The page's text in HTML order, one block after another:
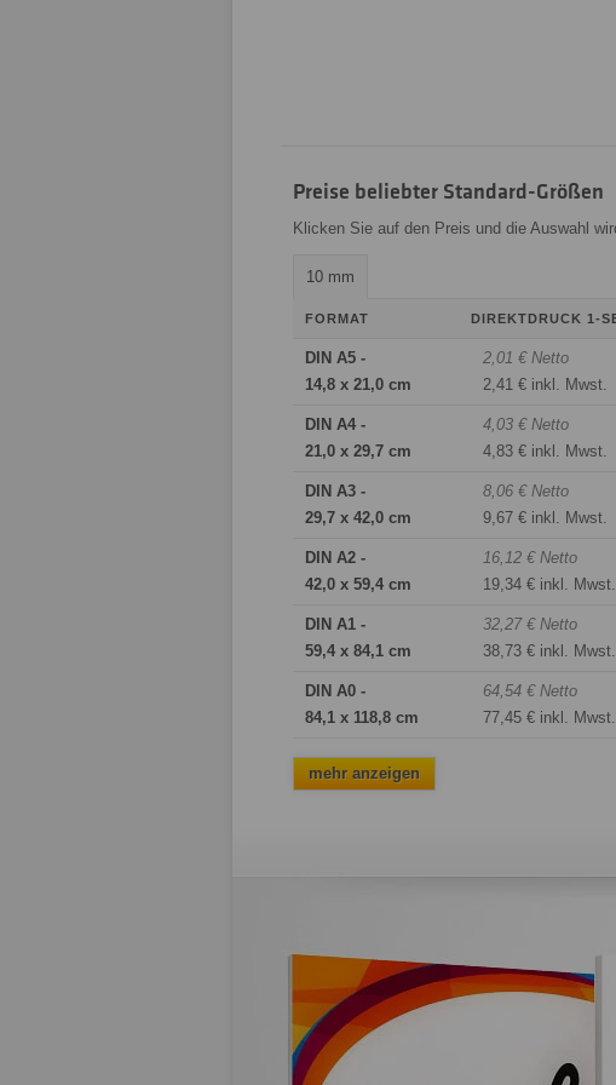
Preise beliebter Standard-Größen
Klicken Sie auf den Preis und die Auswahl
10 mm
FORMAT DIREKTDRUCK 1-
DIN A5 -
14,8 x 21,0 cm
2,01 € Netto
2,41 € inkl. Mwst.
DIN A4 -
21,0 x 29,7 cm
4,03 € Netto
4,83 € inkl. Mwst.
DIN A3 -
29,7 x 42,0 cm
8,06 € Netto
9,67 € inkl. Mwst.
DIN A2 -
42,0 x 59,4 cm
16,12 € Netto
19,34 € inkl. Mwst.
DIN A1 -
59,4 x 84,1 cm
32,27 € Netto
38,73 € inkl. Mwst.
DIN A0 -
84,1 x 118,8 cm
64,54 € Netto
77,45 € inkl. Mwst.
mehr anzeigen